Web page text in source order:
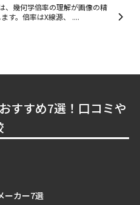
、幾何学倍率の理解が画像の精
す。倍率はX線源、 ....
すすめ7選！口コミや
ーカー7選